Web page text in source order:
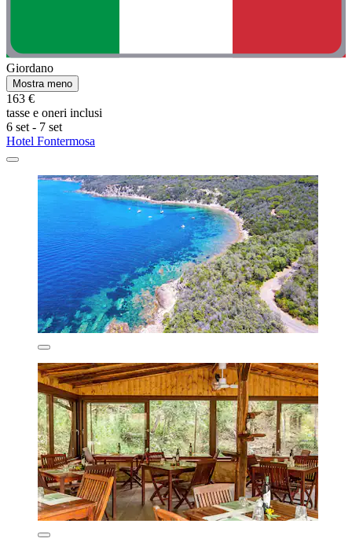
Giordano
Mostra meno
163 €
tasse e oneri inclusi
6 set - 7 set
Hotel Fontermosa